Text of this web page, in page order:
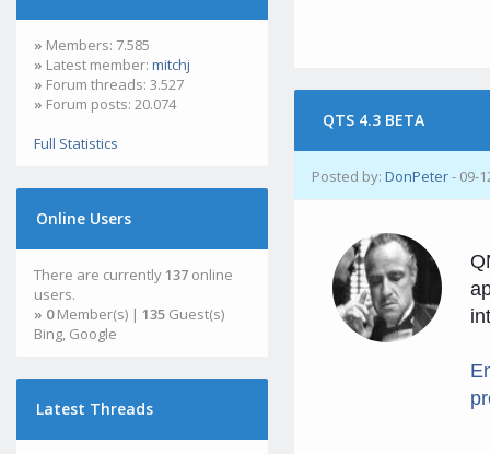
» Members: 7.585
» Latest member:mitchj
» Forum threads: 3.527
» Forum posts: 20.074
Full Statistics
Online Users
There are currently137 online
users.
» 0Member(s) |135 Guest(s)
Bing, Google
Latest Threads
QTS 4.3 BETA
Posted by: DonPeter- 09-